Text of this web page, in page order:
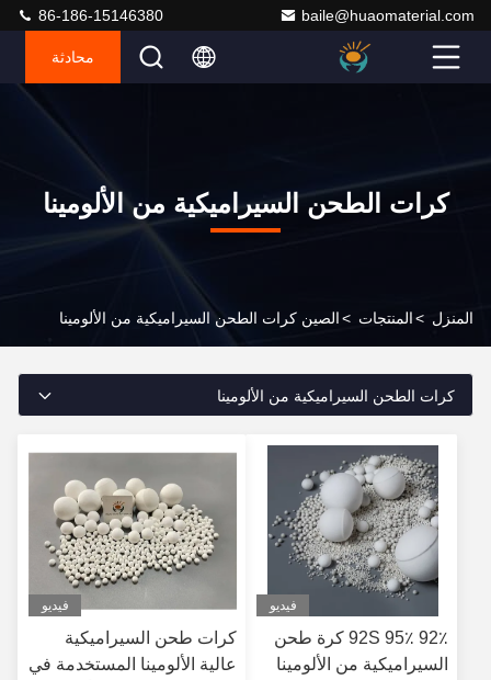
baile@huaomaterial.com
86-186-15146380
محادثة
كرات الطحن السيراميكية من الألومينا
المنزل >المنتجات >الصين كرات الطحن السيراميكية من الألومينا
كرات الطحن السيراميكية من الألومينا
فيديو
92٪ 95٪ 92S كرة طحن
السيراميكية من الألومينا
فيديو
كرات طحن السيراميكية
عالية الألومينا المستخدمة في